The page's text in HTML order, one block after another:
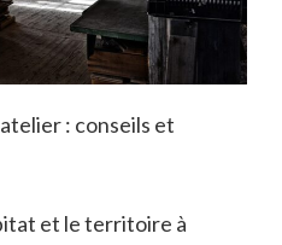
: conseils et
et le territoire à